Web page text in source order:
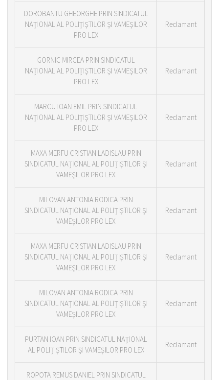
DOROBANTU GHEORGHE PRIN SINDICATUL
NAŢIONAL AL POLIŢIŞTILOR ŞI VAMEŞILOR
PRO LEX
Reclamant
GORNIC MIRCEA PRIN SINDICATUL
NAŢIONAL AL POLIŢIŞTILOR ŞI VAMEŞILOR
PRO LEX
Reclamant
MARCU IOAN EMIL PRIN SINDICATUL
NAŢIONAL AL POLIŢIŞTILOR ŞI VAMEŞILOR
PRO LEX
Reclamant
MAXA MERFU CRISTIAN LADISLAU PRIN
SINDICATUL NAŢIONAL AL POLIŢIŞTILOR ŞI
VAMEŞILOR PRO LEX
Reclamant
MILOVAN ANTONIA RODICA PRIN
SINDICATUL NAŢIONAL AL POLIŢIŞTILOR ŞI
VAMEŞILOR PRO LEX
Reclamant
MAXA MERFU CRISTIAN LADISLAU PRIN
SINDICATUL NAŢIONAL AL POLIŢIŞTILOR ŞI
VAMEŞILOR PRO LEX
Reclamant
MILOVAN ANTONIA RODICA PRIN
SINDICATUL NAŢIONAL AL POLIŢIŞTILOR ŞI
VAMEŞILOR PRO LEX
Reclamant
PURTAN IOAN PRIN SINDICATUL NAŢIONAL
AL POLIŢIŞTILOR ŞI VAMEŞILOR PRO LEX
Reclamant
ROPOTA REMUS DANIEL PRIN SINDICATUL